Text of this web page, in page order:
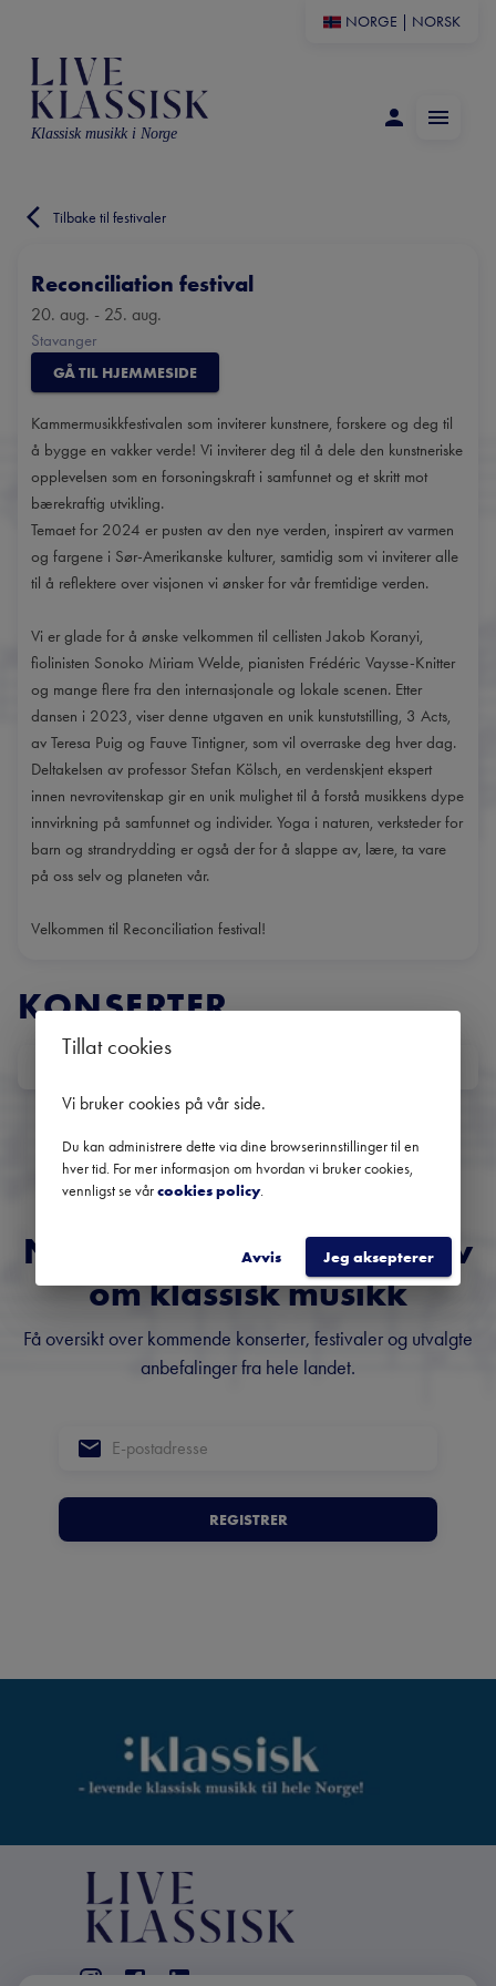
NORGE NORSK
Klassisk musikk i Norge
Tilbake til festivaler
Reconciliation festival
20. aug. - 25. aug.
Stavanger
GÅ TIL HJEMMESIDE
Kammermusikkfestivalen som inviterer kunstnere, forskere og deg til
å bygge en vakker verde! Vi inviterer deg til å dele den kunstneriske
opplevelsen som en forsoningskraft i samfunnet og et skritt mot
bærekraftig utvikling.
Temaet for 2024 er pusten av den nye verden, inspirert av varmen
og fargene i Sør-Amerikanske kulturer, samtidig som vi inviterer alle
til å reflektere over visjonen vi ønsker for vår fremtidige verden.
Vi er glade for å ønske velkommen til cellisten Jakob Koranyi,
fiolinisten Sonoko Miriam Welde, pianisten Frédéric Vaysse-Knitter
og mange flere fra den internasjonale og lokale scenen. Etter
dansen i 2023, viser denne utgaven en unik kunstutstilling, 3 Acts,
av Teresa Puig og Fauve Tintigner, som vil overraske deg hver dag.
Deltakelsen av professor Stefan Kölsch, en verdenskjent ekspert
innen nevrovitenskap gir en unik mulighet til å forstå musikkens dype
innvirkning på samfunnet og individer. Yoga i naturen, verksteder for
barn og strandrydding er også der for å slappe av, lære, ta vare
på oss selv og planeten vår.
Velkommen til Reconciliation festival!
KONSERTER
Ingen kommende konserter
Norges fremste nyhetsbrev
om klassisk musikk
Få oversikt over kommende konserter, festivaler og utvalgte
anbefalinger fra hele landet.
REGISTRER
Tillat cookies
Vi bruker cookies på vår side.
Du kan administrere dette via dine browserinnstillinger til en
hver tid. For mer informasjon om hvordan vi bruker cookies,
vennligst se vårcookies policy.
Avvis Jeg aksepterer